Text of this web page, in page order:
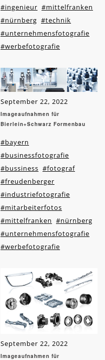
#ingenieur #mittelfranken
#nürnberg #technik
#unternehmensfotografie
#werbefotografie
September 22, 2022
Imageaufnahmen für
Bierlein+Schwarz Formenbau
#bayern
#businessfotografie
#bussiness #fotograf
#freudenberger
#industriefotografie
#mitarbeiterfotos
#mittelfranken #nürnberg
#unternehmensfotografie
#werbefotografie
September 22, 2022
Imageaufnahmen für